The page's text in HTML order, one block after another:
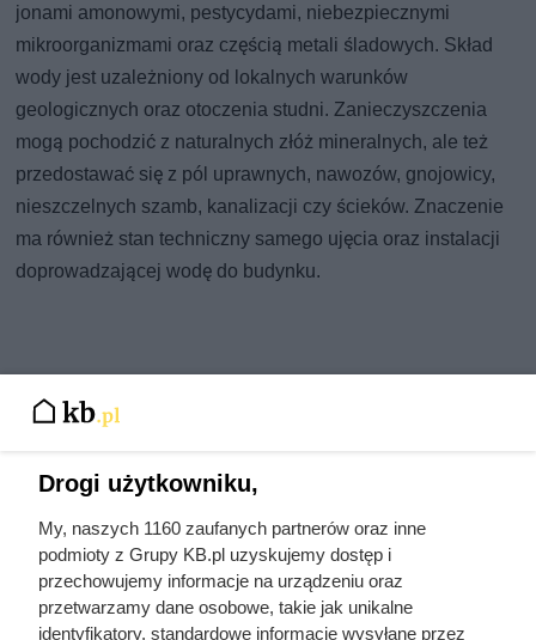
jonami amonowymi, pestycydami, niebezpiecznymi
mikroorganizmami oraz częścią metali śladowych. Skład
wody jest uzależniony od lokalnych warunków
geologicznych oraz otoczenia studni. Zanieczyszczenia
mogą pochodzić z naturalnych złóż mineralnych, ale też
przedostawać się z pól uprawnych, nawozów, gnojowicy,
nieszczelnych szamb, kanalizacji czy ścieków. Znaczenie
ma również stan techniczny samego ujęcia oraz instalacji
doprowadzającej wodę do budynku.
Drogi użytkowniku,
My, naszych 1160 zaufanych partnerów oraz inne
podmioty z Grupy KB.pl uzyskujemy dostęp i
przechowujemy informacje na urządzeniu oraz
przetwarzamy dane osobowe, takie jak unikalne
identyfikatory, standardowe informacje wysyłane przez